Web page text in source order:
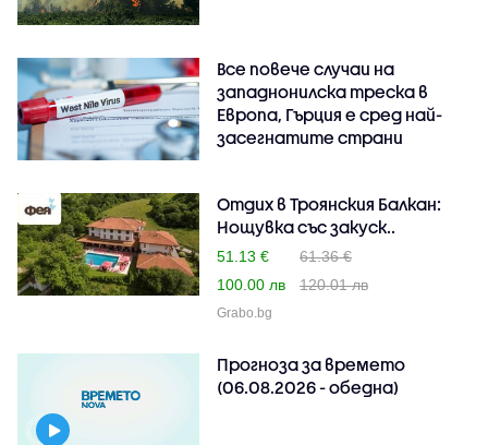
Все повече случаи на
западнонилска треска в
Европа, Гърция е сред най-
засегнатите страни
Отдих в Троянския Балкан:
Нощувка със закуск..
51.13 €
61.36 €
100.00 лв
120.01 лв
Grabo.bg
Прогноза за времето
(06.08.2026 - обедна)